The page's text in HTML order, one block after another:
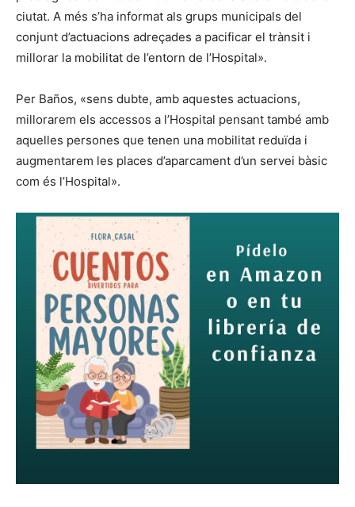
ciutat. A més s’ha informat als grups municipals del
conjunt d’actuacions adreçades a pacificar el trànsit i
millorar la mobilitat de l’entorn de l’Hospital».
Per Baños, «sens dubte, amb aquestes actuacions,
millorarem els accessos a l’Hospital pensant també amb
aquelles persones que tenen una mobilitat reduïda i
augmentarem les places d’aparcament d’un servei bàsic
com és l’Hospital».